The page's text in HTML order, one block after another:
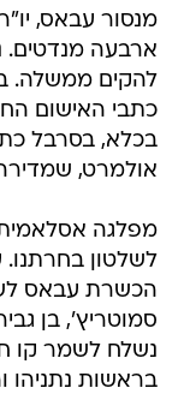
מנסור עבאס,
ארבעה מנדטים.
להקים ממשלה.
כתבי האישום
בכלא, בסרבל
אולמרט, שמדירה
מפלגה
לשלטון
הכשרת עבאס
סמוטריץ', בן
נשלח לשמר קו
בראשות נתניהו